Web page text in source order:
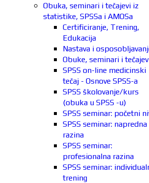
Obuka, seminari i tečajevi iz
statistike, SPSSa i AMOSa
Certificiranje, Trening,
Edukacija
Nastava i
Obuke, seminari i
SPSS on-line medicinski
tečaj - Osnove SPSS-a
SPSS školovanje/kurs
(obuka u SPSS -u)
SPSS seminar: početni
SPSS seminar: napredna
razina
SPSS seminar:
profesionalna razina
SPSS seminar:
trening